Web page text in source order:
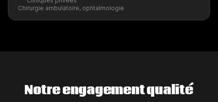
Chirurgie ambulatoire, ophtalmologie
Notre engagement qualité